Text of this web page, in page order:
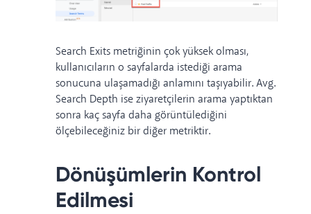
Search Exits metriğinin çok yüksek olması,
kullanıcıların o sayfalarda istediği arama
sonucuna ulaşamadığı anlamını taşıyabilir. Avg.
Search Depth ise ziyaretçilerin arama yaptıktan
sonra kaç sayfa daha görüntülediğini
ölçebileceğiniz bir diğer metriktir.
Dönüşümlerin Kontrol
Edilmesi